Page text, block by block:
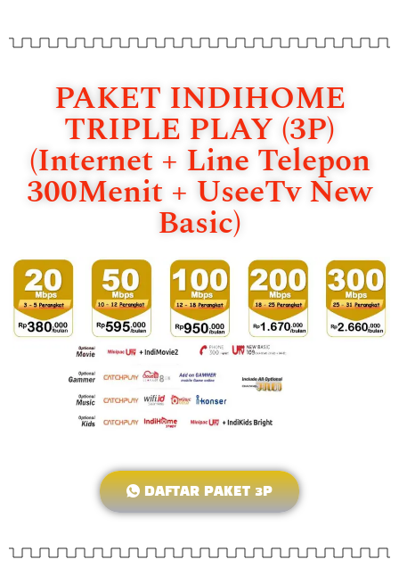
PAKET INDIHOME
TRIPLE PLAY (3P)
(Internet + Line Telepon
300Menit + UseeTv New
Basic)
DAFTAR PAKET 3P